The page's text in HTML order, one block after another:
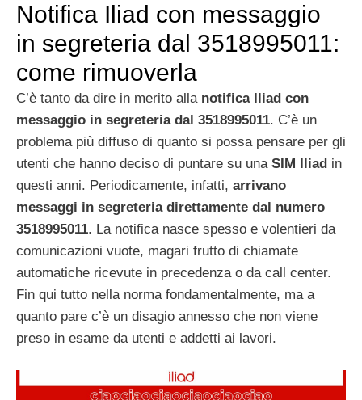
Notifica Iliad con messaggio
in segreteria dal 3518995011:
come rimuoverla
C’è tanto da dire in merito alla notifica Iliad con
messaggio in segreteria dal 3518995011. C’è un
problema più diffuso di quanto si possa pensare per gli
utenti che hanno deciso di puntare su una SIM Iliad in
questi anni. Periodicamente, infatti, arrivano
messaggi in segreteria direttamente dal numero
3518995011. La notifica nasce spesso e volentieri da
comunicazioni vuote, magari frutto di chiamate
automatiche ricevute in precedenza o da call center.
Fin qui tutto nella norma fondamentalmente, ma a
quanto pare c’è un disagio annesso che non viene
preso in esame da utenti e addetti ai lavori.